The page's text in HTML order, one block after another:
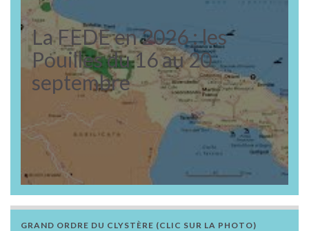
La FEDE en 2026 : les
Pouilles du 16 au 20
septembre
GRAND ORDRE DU CLYSTÈRE (CLIC SUR LA PHOTO)